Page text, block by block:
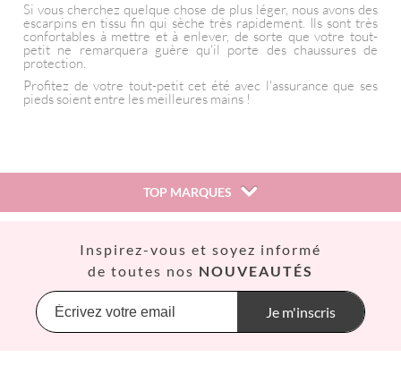
Si vous cherchez quelque chose de plus léger, nous avons des
escarpins en tissu fin qui sèche très rapidement. Ils sont très
confortables à mettre et à enlever, de sorte que votre tout-
petit ne remarquera guère qu'il porte des chaussures de
protection.
Profitez de votre tout-petit cet été avec l'assurance que ses
pieds soient entre les meilleures mains !
TOP MARQUES
Banwood
BIBS
Inspirez-vous et soyez informé
de toutes nos NOUVEAUTÉS
Je m'inscris